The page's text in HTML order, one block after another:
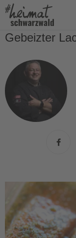
Es befinden sich
Jetzt einkaufen
Gebeizter